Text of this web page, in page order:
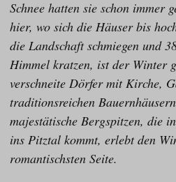
Schnee hatten sie schon immer
hier, wo sich die Häuser bis
die Landschaft schmiegen und
Himmel kratzen, ist der Winter
verschneite Dörfer mit Kirche,
traditionsreichen
majestätische Bergspitzen, die
ins Pitztal kommt, erlebt den
romantischsten Seite.